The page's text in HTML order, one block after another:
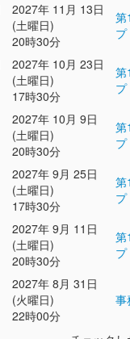
2027年 11月 13日
(土曜日)
20時30分
第
2027年 10月 23日
(土曜日)
17時30分
第
2027年 10月 9日
(土曜日)
20時30分
第
2027年 9月 25日
(土曜日)
17時30分
第
2027年 9月 11日
(土曜日)
20時30分
第
2027年 8月 31日
(火曜日)
22時00分
事